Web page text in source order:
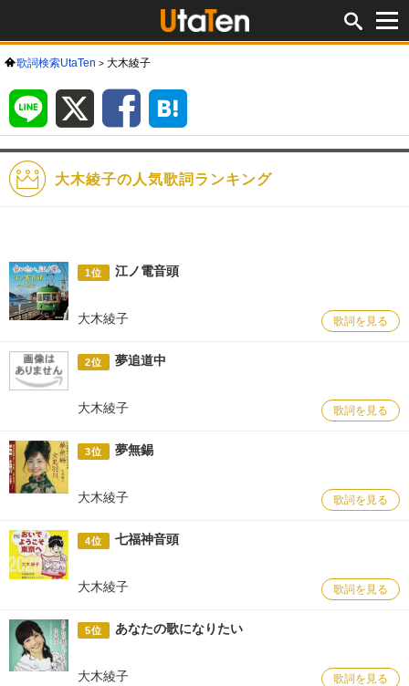
歌詞検索UtaTen 大木綾子
LINE Facebook
ク
ー
大木綾子の人気歌詞ランキング
1位 江ノ電音頭
大木綾子 歌詞を見る
2位 夢追道中
大木綾子 歌詞を見る
3位 夢無錫
大木綾子 歌詞を見る
4位 七福神音頭
大木綾子 歌詞を見る
5位 あなたの歌になりたい
大木綾子 歌詞を見る